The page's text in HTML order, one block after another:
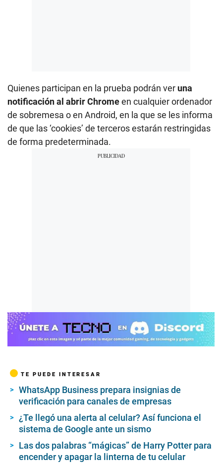
Quienes participan en la prueba podrán ver una
notificación al abrir Chromeen cualquier ordenador
de sobremesa o en Android, en la que se les informa
de que las ‘cookies’ de terceros estarán restringidas
de forma predeterminada.
TE PUEDE INTERESAR
WhatsApp Business prepara insignias de
verificación para canales de empresas
¿Te llegó una alerta al celular? Así funciona el
sistema de Google ante un sismo
Las dos palabras “mágicas” de Harry Potter para
encender y apagar la linterna de tu celular